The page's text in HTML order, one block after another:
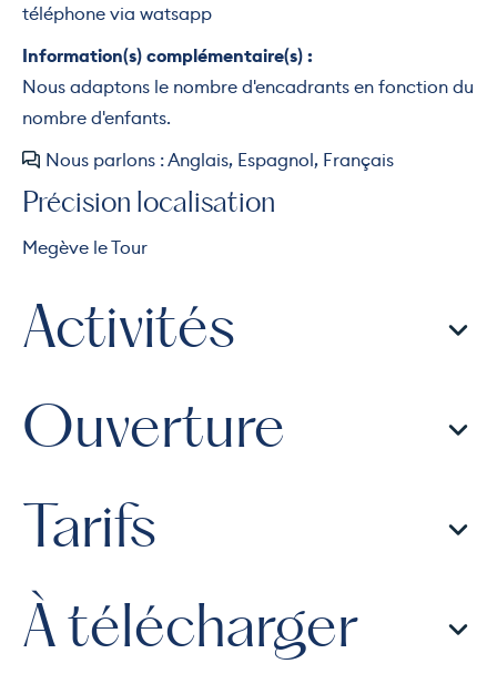
téléphone via watsapp
Information(s) complémentaire(s) :
Nous adaptons le nombre d'encadrants en fonction du
nombre d'enfants.
Nous parlons : Anglais, Espagnol, Français
Précision localisation
Megève le Tour
Activités
Ouverture
Tarifs
À télécharger